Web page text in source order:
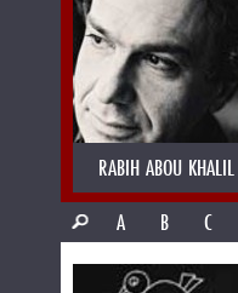
RABIH ABOU KHALIL
A
B C